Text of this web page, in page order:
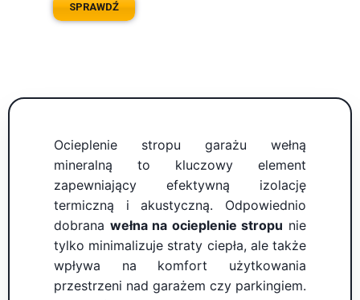
SPRAWDŹ
Ocieplenie stropu garażu wełną
mineralną to kluczowy element
zapewniający efektywną izolację
termiczną i akustyczną. Odpowiednio
dobrana wełna na ocieplenie stropu nie
tylko minimalizuje straty ciepła, ale także
wpływa na komfort użytkowania
przestrzeni nad garażem czy parkingiem.